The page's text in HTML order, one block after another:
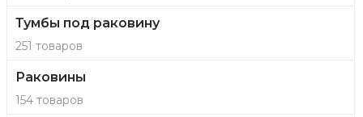
Тумбы под раковину
251 товаров
Раковины
154 товаров